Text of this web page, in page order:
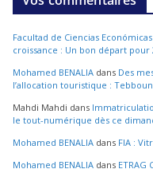
Facultad de Ciencias Económicas
croissance : Un bon départ pour
Mohamed BENALIA dans Des
l’allocation touristique :
Mahdi Mahdi dans
le tout-numérique dès ce
Mohamed BENALIA dans FIA :
Mohamed BENALIA dans